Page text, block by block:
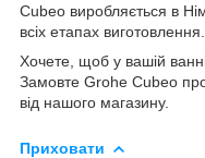
Cubeo виробляється в
всіх етапах виготовлення.
Хочете, щоб у вашій
Замовте Grohe Cubeo
від нашого магазину.
Приховати